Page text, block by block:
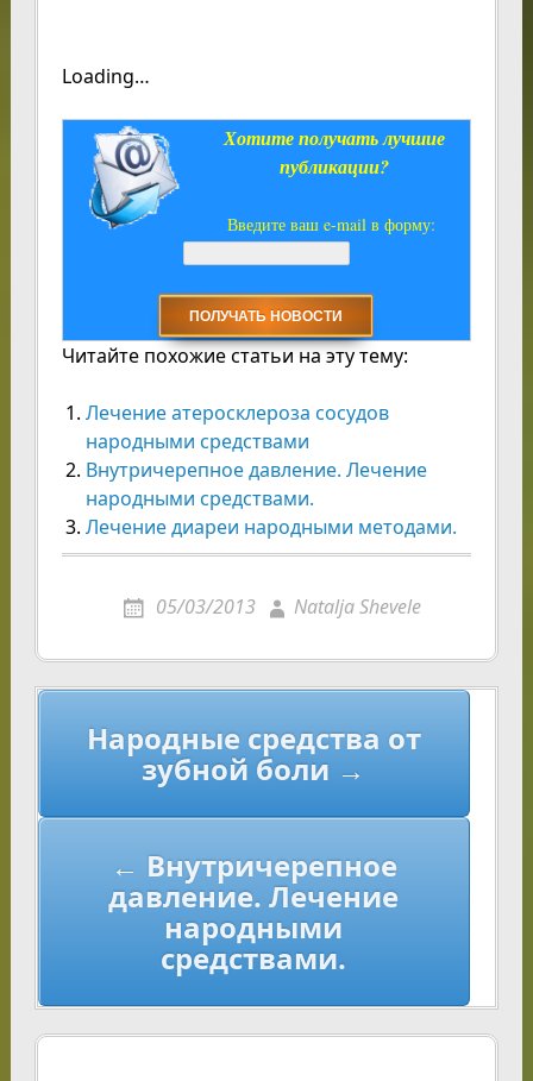
Loading…
Хотите получать лучшие
публикации?
Введите ваш e-mail в форму:
Читайте похожие статьи на эту тему:
Лечение атеросклероза сосудов
народными средствами
Внутричерепное давление. Лечение
народными средствами.
Лечение диареи народными методами.
05/03/2013 Natalja Shevele
Навигация
Народные средства от
зубной боли →
← Внутричерепное
давление. Лечение
народными
средствами.